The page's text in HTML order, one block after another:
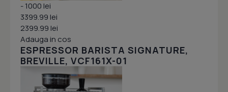
- 1000 lei
3399.99 lei
2399.99 lei
Adauga in cos
ESPRESSOR BARISTA SIGNATURE,
BREVILLE, VCF161X-01